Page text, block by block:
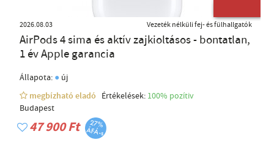
2026.08.03 Vezeték nélküli fej- és fülhallgatók
AirPods 4 sima és aktív zajkioltásos - bontatlan,
1 év Apple garancia
Állapota: ● új
megbízható eladó
Értékelések: 100% pozítiv
Budapest
47 900 Ft